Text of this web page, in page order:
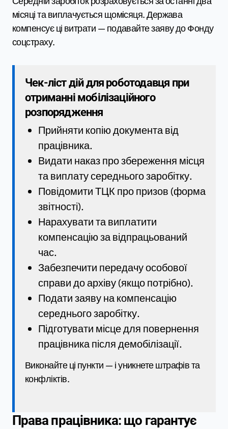
місяці та виплачується щомісяця. Держава
компенсує ці витрати — подавайте заяву до Фонду
соцстраху.
Чек-ліст дій для роботодавця при
отриманні мобілізаційного
розпорядження
Прийняти копію документа від
працівника.
Видати наказ про збереження місця
та виплату середнього заробітку.
Повідомити ТЦК про призов (форма
звітності).
Нарахувати та виплатити
компенсацію за відпрацьований
час.
Забезпечити передачу особової
справи до архіву (якщо потрібно).
Подати заяву на компенсацію
середнього заробітку.
Підготувати місце для повернення
працівника після демобілізації.
Виконайте ці пункти — і уникнете штрафів та
конфліктів.
Права працівника: що гарантує